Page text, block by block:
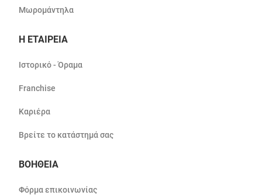
Μωρομάντηλα
Η ΕΤΑΙΡΕΙΑ
Ιστορικό - Όραμα
Franchise
Καριέρα
Βρείτε το κατάστημά σας
ΒΟΗΘΕΙΑ
Φόρμα επικοινωνίας